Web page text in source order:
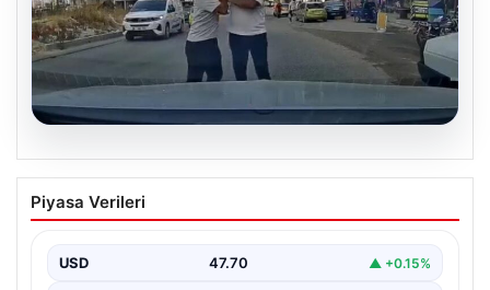
06.08.2026
Trafikte tartıştığı sürücüye testereyle
saldırdı
Testereyle Tehdit Etti”, “content”: “ Adana’nın Sarıçam…
Piyasa Verileri
USD 47.70 ▲ +0.15%